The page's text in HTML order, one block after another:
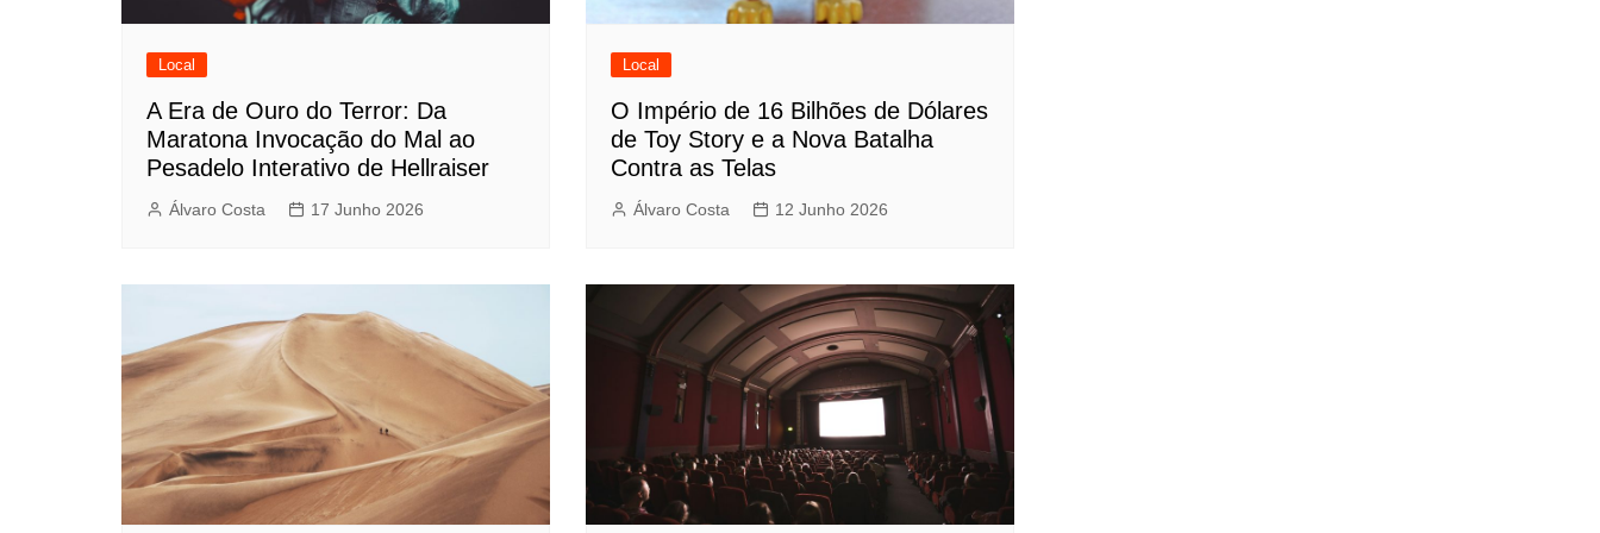
Local
A Era de Ouro do Terror: Da
Maratona Invocação do Mal ao
Pesadelo Interativo de Hellraiser
Álvaro Costa 17 Junho 2026
Local
O Império de 16 Bilhões de Dólares
de Toy Story e a Nova Batalha
Contra as Telas
Álvaro Costa 12 Junho 2026